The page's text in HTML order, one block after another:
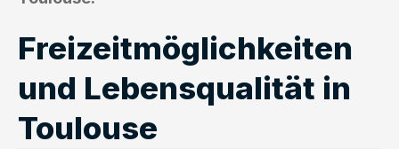
Freizeitmöglichkeiten
und Lebensqualität in
Toulouse